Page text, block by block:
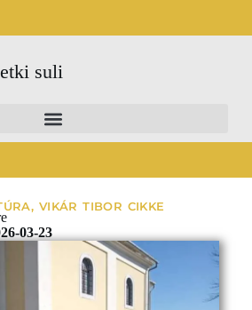
suli
, VIKÁR TIBOR CIKKE
03-23